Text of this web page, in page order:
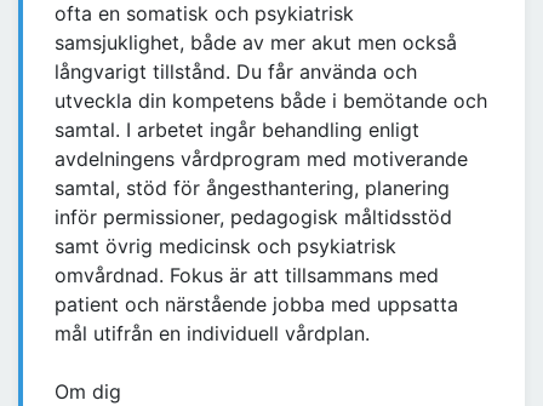
ofta en somatisk och psykiatrisk
samsjuklighet, både av mer akut men också
långvarigt tillstånd. Du får använda och
utveckla din kompetens både i bemötande och
samtal. I arbetet ingår behandling enligt
avdelningens vårdprogram med motiverande
samtal, stöd för ångesthantering, planering
inför permissioner, pedagogisk måltidsstöd
samt övrig medicinsk och psykiatrisk
omvårdnad. Fokus är att tillsammans med
patient och närstående jobba med uppsatta
mål utifrån en individuell vårdplan.
Om dig